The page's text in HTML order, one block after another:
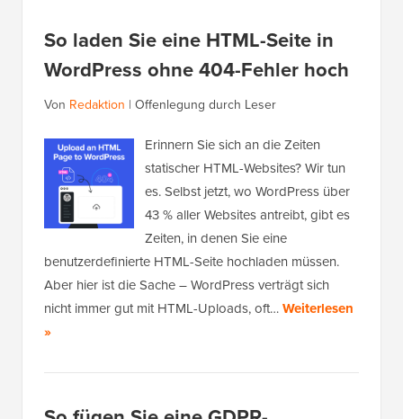
So laden Sie eine HTML-Seite in
WordPress ohne 404-Fehler hoch
Von Redaktion | Offenlegung durch Leser
Erinnern Sie sich an die Zeiten
statischer HTML-Websites? Wir tun
es. Selbst jetzt, wo WordPress über
43 % aller Websites antreibt, gibt es
Zeiten, in denen Sie eine
benutzerdefinierte HTML-Seite hochladen müssen.
Aber hier ist die Sache – WordPress verträgt sich
nicht immer gut mit HTML-Uploads, oft…Weiterlesen
»